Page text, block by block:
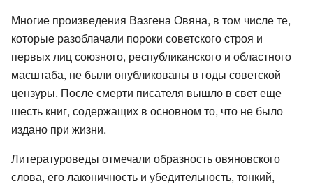
Многие произведения Вазгена Овяна, в том числе те,
которые разоблачали пороки советского строя и
первых лиц союзного, республиканского и областного
масштаба, не были опубликованы в годы советской
цензуры. После смерти писателя вышло в свет еще
шесть книг, содержащих в основном то, что не было
издано при жизни.
Литературоведы отмечали образность овяновского
слова, его лаконичность и убедительность, тонкий,